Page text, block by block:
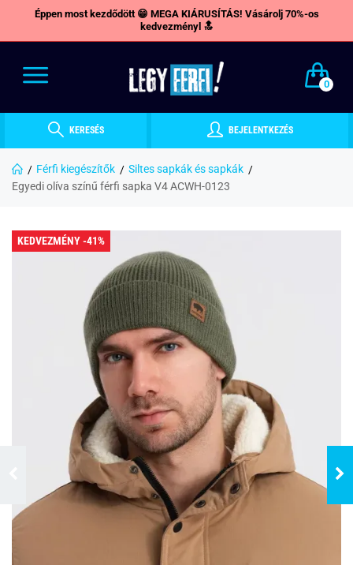
Éppen most kezdődött 😁 MEGA KIÁRUSÍTÁS! Vásárolj 70%-os
kedvezményl 🔝
0
KERESÉS BEJELENTKEZÉS
Férfi kiegészítők
Siltes sapkák és sapkák
Egyedi olíva színű férfi sapka V4 ACWH-0123
KEDVEZMÉNY -41%